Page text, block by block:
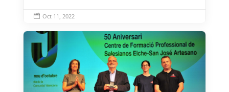
 Oct 11, 2022